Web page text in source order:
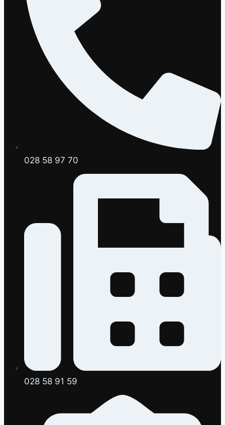
028 58 97 70
028 58 91 59